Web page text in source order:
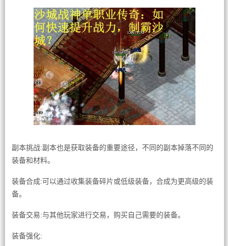
副本挑战:副本也是获取装备的重要途径，不同的副本掉落不同的
装备和材料。
装备合成:可以通过收集装备碎片或低级装备，合成为更高级的装
备。
装备交易:与其他玩家进行交易，购买自己需要的装备。
装备强化: